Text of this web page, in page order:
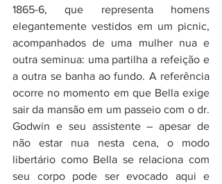
1865-6, que representa homens
elegantemente vestidos em um picnic,
acompanhados de uma mulher nua e
outra seminua: uma partilha a refeição e
a outra se banha ao fundo. A referência
ocorre no momento em que Bella exige
sair da mansão em um passeio com o dr.
Godwin e seu assistente – apesar de
não estar nua nesta cena, o modo
libertário como Bella se relaciona com
seu corpo pode ser evocado aqui e